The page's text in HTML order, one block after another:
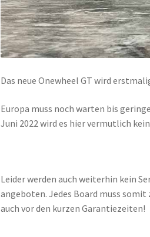
Das neue Onewheel GT wird
Europa muss noch warten bis
Juni 2022 wird es hier vermutlich
Leider werden auch weiterhin kein
angeboten. Jedes Board muss somit
auch vor den kurzen Garantiezeiten!